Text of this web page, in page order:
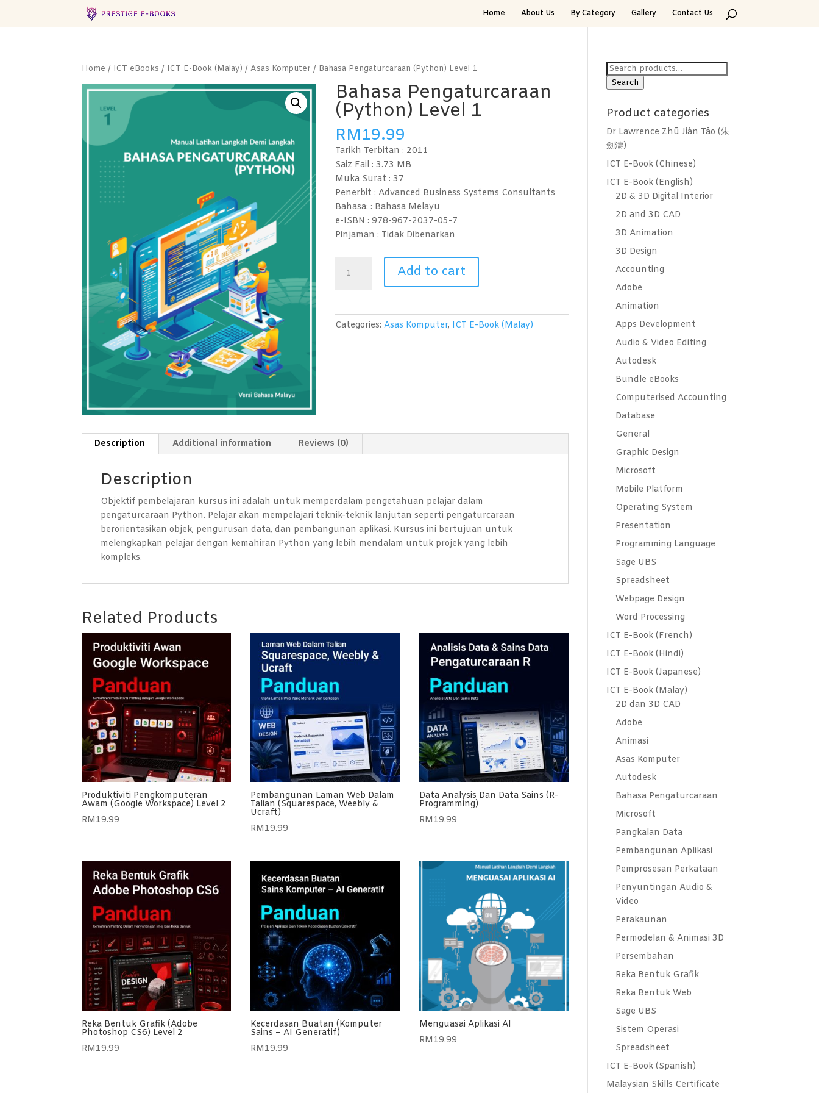
Home About Us By Category Gallery Contact Us
Home / ICT eBooks / ICT E-Book (Malay) /Asas Komputer / Bahasa Pengaturcaraan (Python) Level 1
Bahasa Pengaturcaraan
(Python) Level 1
RM19.99
Tarikh Terbitan : 2011
Saiz Fail : 3.73 MB
Muka Surat : 37
Penerbit : Advanced Business Systems Consultants
Bahasa: : Bahasa Melayu
e-ISBN : 978-967-2037-05-7
Pinjaman : Tidak Dibenarkan
Pengaturcaraan
1
quantity
Add to cart
Categories: Asas Komputer, ICT E-Book (Malay)
Description Additional information Reviews (0)
Description
Objektif pembelajaran kursus ini adalah untuk memperdalam pengetahuan pelajar dalam
pengaturcaraan Python. Pelajar akan mempelajari teknik-teknik lanjutan seperti pengaturcaraan
berorientasikan objek, pengurusan data, dan pembangunan aplikasi. Kursus ini bertujuan untuk
melengkapkan pelajar dengan kemahiran Python yang lebih mendalam untuk projek yang lebih
kompleks.
Related Products
Produktiviti Pengkomputeran
Awam (Google Workspace) Level 2
RM19.99
Pembangunan Laman Web Dalam
Talian (Squarespace, Weebly &
Ucraft)
RM19.99
Data Analysis Dan Data Sains (R-
Programming)
RM19.99
Reka Bentuk Grafik (Adobe
Photoshop CS6) Level 2
RM19.99
Kecerdasan Buatan (Komputer
Sains – AI Generatif)
RM19.99
Menguasai Aplikasi AI
RM19.99
Search
for:
Search
Product categories
Dr Lawrence Zhū Jiàn Tāo (朱
劍濤)
ICT E-Book (Chinese)
ICT E-Book (English)
2D & 3D Digital Interior
2D and 3D CAD
3D Animation
3D Design
Accounting
Adobe
Animation
Apps Development
Audio & Video Editing
Autodesk
Bundle eBooks
Computerised Accounting
Database
General
Graphic Design
Microsoft
Mobile Platform
Operating System
Presentation
Programming Language
Sage UBS
Spreadsheet
Webpage Design
Word Processing
ICT E-Book (French)
ICT E-Book (Hindi)
ICT E-Book (Japanese)
ICT E-Book (Malay)
2D dan 3D CAD
Adobe
Animasi
Asas Komputer
Autodesk
Bahasa Pengaturcaraan
Microsoft
Pangkalan Data
Pembangunan Aplikasi
Pemprosesan Perkataan
Penyuntingan Audio &
Video
Perakaunan
Permodelan & Animasi 3D
Persembahan
Reka Bentuk Grafik
Reka Bentuk Web
Sage UBS
Sistem Operasi
Spreadsheet
ICT E-Book (Spanish)
Malaysian Skills Certificate